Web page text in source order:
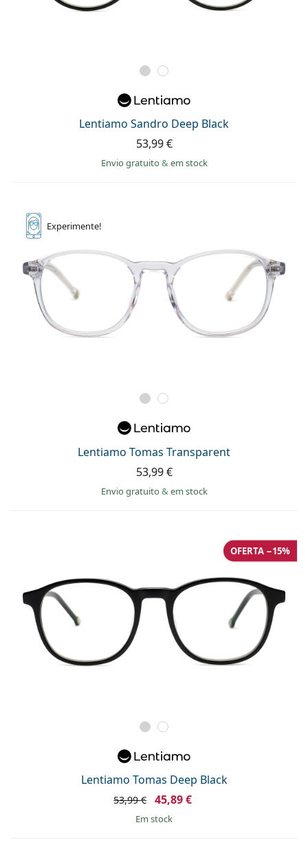
Lentiamo Sandro Deep Black
53,99 €
Envio gratuito& em stock
Experimente!
Lentiamo Tomas Transparent
53,99 €
Envio gratuito& em stock
Lentiamo Tomas Deep Black
OFERTA −15%
53,99 € 45,89 €
em stock